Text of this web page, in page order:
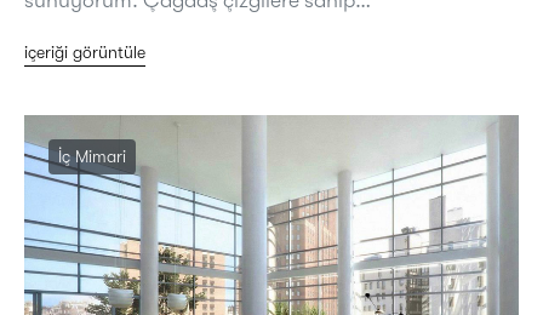
içeriği görüntüle
İç Mimari